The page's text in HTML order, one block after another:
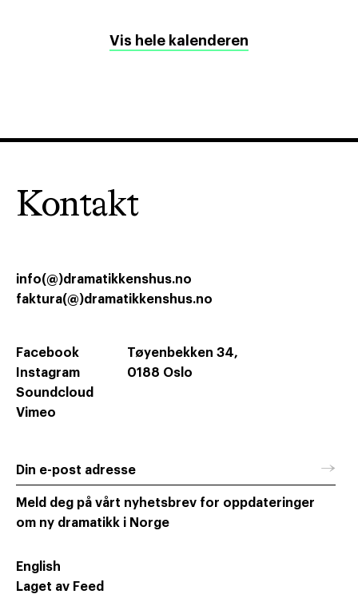
Vis hele kalenderen
Kontakt
Tøyenbekken 34,
0188 Oslo
info(@)dramatikkenshus.no
faktura(@)dramatikkenshus.no
Facebook
Instagram
Soundcloud
Vimeo
Din e-post adresse →
Meld deg på vårt nyhetsbrev for oppdateringer
om ny dramatikk i Norge
English
Laget av Feed